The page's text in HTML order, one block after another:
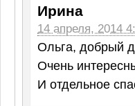
Ирина
14 апреля, 2014
Ольга, добрый
Очень
И отдельное